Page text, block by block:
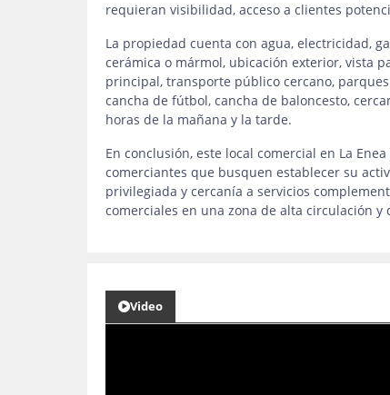
requieran visibilidad, acceso a clientes
La propiedad cuenta con agua, electricidad,
cerámica o mármol, ubicación exterior, vista
principal, transporte público cercano,
cancha de fútbol, cancha de baloncesto,
horas de la mañana y la tarde.
En conclusión, este local comercial en La
comerciantes que busquen establecer su
privilegiada y cercanía a servicios
comerciales en una zona de alta circulación y
Video